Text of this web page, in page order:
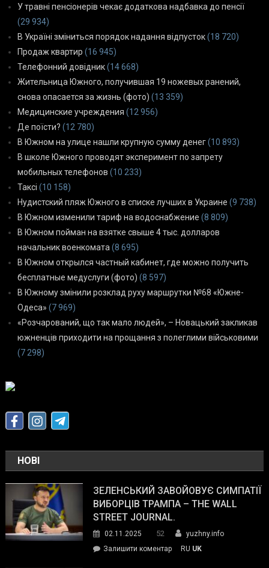
У травні пенсіонерів чекає додаткова надбавка до пенсії
(29 934)
В Україні зміниться порядок надання відпусток(18 720)
Продаж квартир (16 945)
Телефонний довідник(14 668)
Жительница Южного, получившая 19 ножевых ранений,
снова опасается за жизнь (фото) (13 359)
Медицинские учреждения (12 956)
Де поїсти? (12 780)
В Южном на улице нашли крупную сумму денег(10 893)
В школе Южного проводят эксперимент по запрету
мобильных телефонов (10 233)
Таксі (10 158)
Нудистский пляж Южного в списке лучших в Украине (9 738)
В Южном изменили тариф на водоснабжение (8 809)
В Южном пойман на взятке свыше 4 тыс. долларов
начальник военкомата (8 695)
В Южном открылся частный кабинет, где можно получить
бесплатные медуслуги (фото) (8 597)
В Южному змінили розклад руху маршрутки №68 «Южне-
Одеса» (7 969)
«Розчарований, що так мало людей», – Новацький закликав
южненців приходити на прощання з полеглими військовими
(7 298)
НОВІ
ЗЕЛЕНСЬКИЙ ЗАВОЙОВУЄ СИМПАТІЇ
ВИБОРЦІВ ТРАМПА – THE WALL
STREET JOURNAL.
02.11.2025 52
yuzhny.info
Залишити коментарon
RU UK